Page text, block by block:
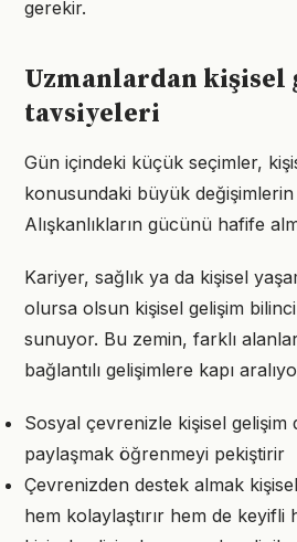
gerekir.
Uzmanlardan kişisel
tavsiyeleri
Gün içindeki küçük seçimler,
konusundaki büyük
Alışkanlıkların gücünü hafife
Kariyer, sağlık ya da kişisel
olursa olsun kişisel gelişim
sunuyor. Bu zemin, farklı
bağlantılı gelişimlere kapı
Sosyal çevrenizle kişisel gelişim
paylaşmak öğrenmeyi pekiştirir
Çevrenizden destek almak
hem kolaylaştırır hem de keyifli